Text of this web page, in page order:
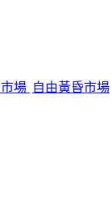
場 自由黃昏市場